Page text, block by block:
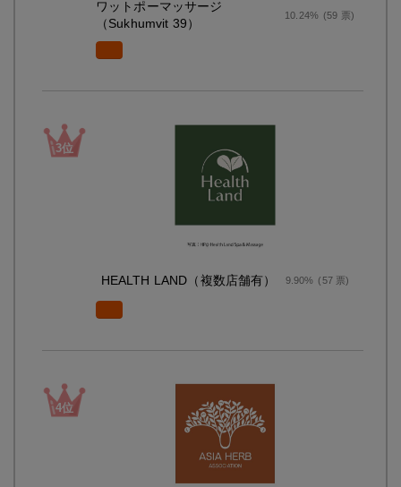
ワットポーマッサージ
（Sukhumvit 39）
10.24% (59 票)
HEALTH LAND（複数店舗有） 9.90% (57 票)